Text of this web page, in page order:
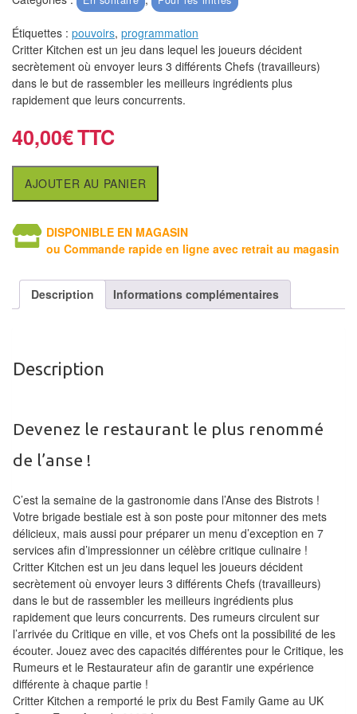
air
Pendules
Echiquier
pour
d'échecs
en
anglais
Livres
Tables
Jeux
de
Jeux
de
cartes
à
Collectionner
(TCG)
Les
Classiques
Étiquettes : pouvoirs, programmation
Critter Kitchen est un jeu dans lequel les joueurs décident
secrètement où envoyer leurs 3 différents Chefs (travailleurs)
dans le but de rassembler les meilleurs ingrédients plus
rapidement que leurs concurrents.
40,00€
AJOUTER AU PANIER
DISPONIBLE EN MAGASIN
ou Commande rapide en ligne avec retrait au magasin
Description Informations complémentaires
Description
Devenez le restaurant le plus renommé
de l’anse !
C’est la semaine de la gastronomie dans l’Anse des Bistrots !
Votre brigade bestiale est à son poste pour mitonner des mets
délicieux, mais aussi pour préparer un menu d’exception en 7
services afin d’impressionner un célèbre critique culinaire !
Critter Kitchen est un jeu dans lequel les joueurs décident
secrètement où envoyer leurs 3 différents Chefs (travailleurs)
dans le but de rassembler les meilleurs ingrédients plus
rapidement que leurs concurrents. Des rumeurs circulent sur
l’arrivée du Critique en ville, et vos Chefs ont la possibilité de les
écouter. Jouez avec des capacités différentes pour le Critique, les
Rumeurs et le Restaurateur afin de garantir une expérience
différente à chaque partie !
Critter Kitchen a remporté le prix du Best Family Game au UK